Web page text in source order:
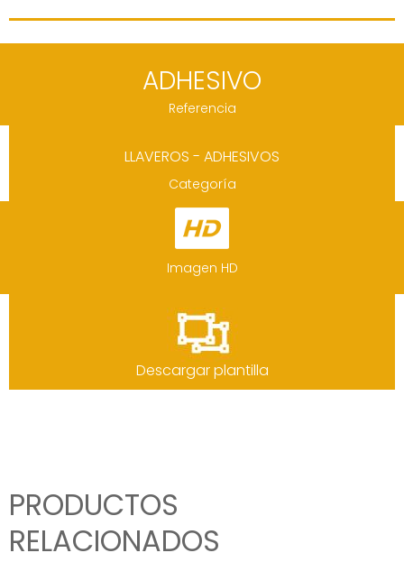
ADHESIVO
Referencia
LLAVEROS - ADHESIVOS
Categoría
Imagen HD
Descargar plantilla
PRODUCTOS
RELACIONADOS